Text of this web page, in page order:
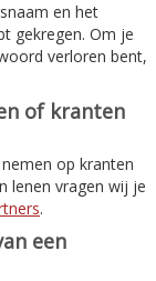
en het
gekregen. Om je
verloren bent,
of kranten
op kranten
lenen vragen wij je
.
een